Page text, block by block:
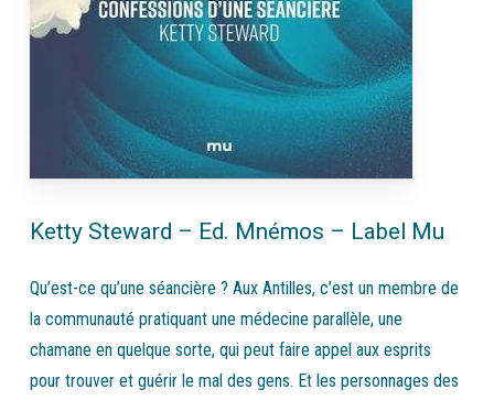
Ketty Steward – Ed. Mnémos – Label Mu
Qu’est-ce qu’une séancière ? Aux Antilles, c’est un membre de
la communauté pratiquant une médecine parallèle, une
chamane en quelque sorte, qui peut faire appel aux esprits
pour trouver et guérir le mal des gens. Et les personnages des